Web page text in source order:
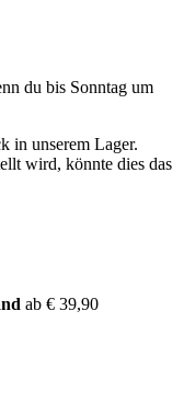
du bis Sonntag um
in unserem Lager.
wird, könnte dies das
ab € 39,90